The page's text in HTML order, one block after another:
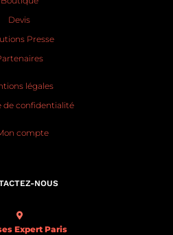
Devis
Presse
légales
de confidentialité
compte
NOUS
Expert Paris